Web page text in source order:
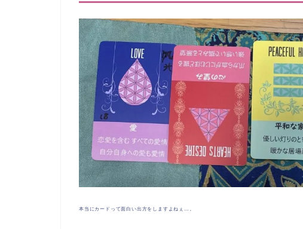
本当にカードって面白い出方をしますよねぇ…。